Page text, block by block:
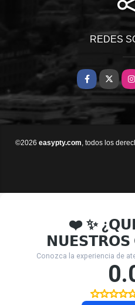
REDES
Facebook
X
©2026 easypty.com , todos los